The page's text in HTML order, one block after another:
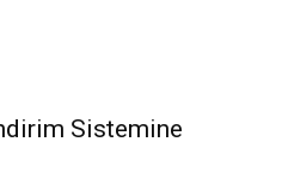
Sistemine